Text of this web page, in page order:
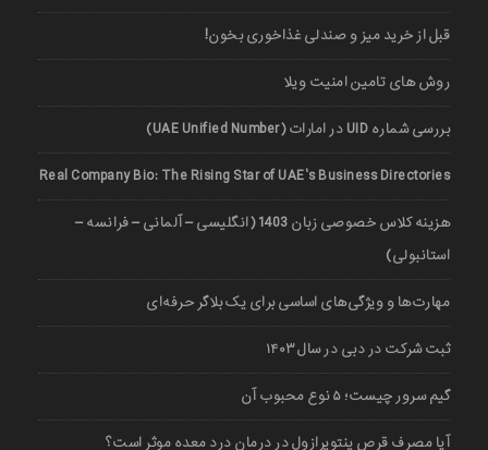
قبل از خرید میز و صندلی غذاخوری بخون!
روش های تامین امنیت ویلا
بررسی شماره UID در امارات (UAE Unified Number)
Real Company Bio: The Rising Star of UAE’s Business Directories
هزینه کلاس خصوصی زبان 1403 (انگلیسی – آلمانی – فرانسه –
استانبولی)
مهارت‌ها و ویژگی‌های اساسی برای یک بلاگر حرفه‌ای
ثبت شرکت در دبی در سال ۱۴۰۳
گیم سرور چیست؛ ۵ نوع محبوب آن
آیا مصرف قرص پنتوپرازول در درمان درد معده موثر است؟